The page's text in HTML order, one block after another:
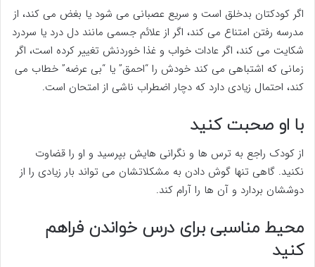
اگر کودکتان بدخلق است و سریع عصبانی می شود یا بغض می کند، از
مدرسه رفتن امتناع می کند، اگر از علائم جسمی مانند دل درد یا سردرد
شکایت می کند، اگر عادات خواب و غذا خوردنش تغییر کرده است، اگر
زمانی که اشتباهی می کند خودش را “احمق” یا “بی عرضه” خطاب می
کند، احتمال زیادی دارد که دچار اضطراب ناشی از امتحان است.
با او صحبت کنید
از کودک راجع به ترس ها و نگرانی هایش بپرسید و او را قضاوت
نکنید. گاهی تنها گوش دادن به مشکلاتشان می‎ تواند بار زیادی را از
دوششان بردارد و آن ها را آرام کند.
محیط مناسبی برای درس خواندن فراهم
کنید